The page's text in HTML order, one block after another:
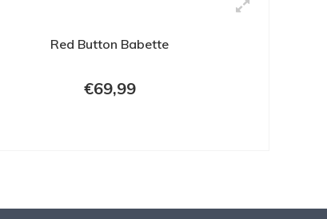
Red Button Babette
€69,99